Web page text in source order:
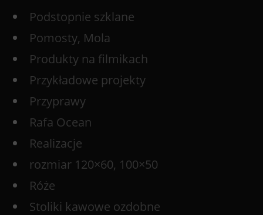
Podstopnie szklane
Pomosty, Mola
Produkty na filmikach
Przykładowe projekty
Przyprawy
Rafa Ocean
Realizacje
rozmiar 120×60, 100×50
Róże
Stoliki kawowe ozdobne